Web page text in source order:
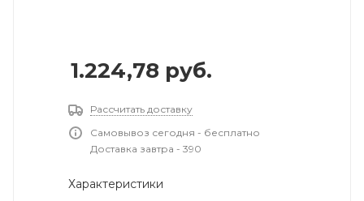
1.224,78 руб.
Рассчитать доставку
Самовывоз сегодня - бесплатно
Доставка завтра - 390
Характеристики